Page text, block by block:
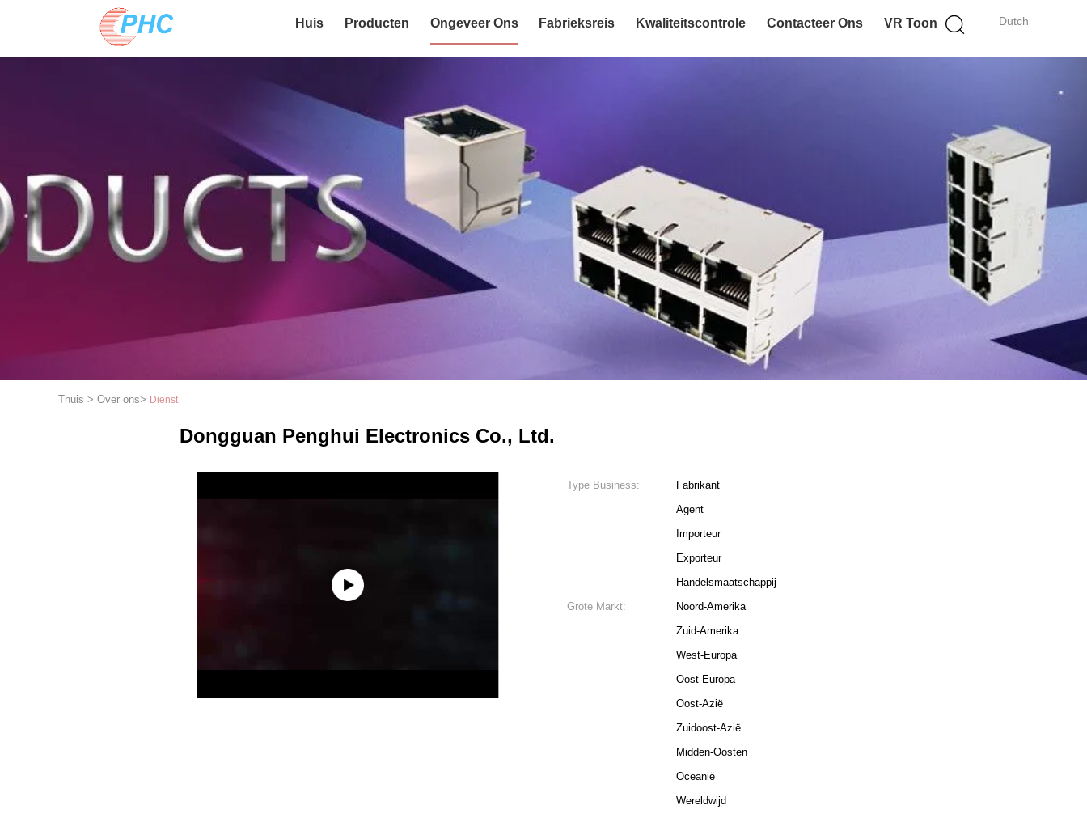
Dutch
Huis Producten Ongeveer Ons Fabrieksreis Kwaliteitscontrole Contacteer Ons VR Toon
Thuis > Over ons> Dienst
Dongguan Penghui Electronics Co., Ltd.
Type Business:
Fabrikant
Agent
Importeur
Exporteur
Handelsmaatschappij
Grote Markt:
Noord-Amerika
Zuid-Amerika
West-Europa
Oost-Europa
Oost-Azië
Zuidoost-Azië
Midden-Oosten
Oceanië
Wereldwijd